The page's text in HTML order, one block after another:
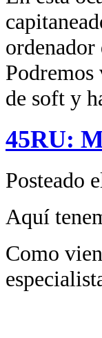
de soft y
45RU:
Posteado
Aquí
Como